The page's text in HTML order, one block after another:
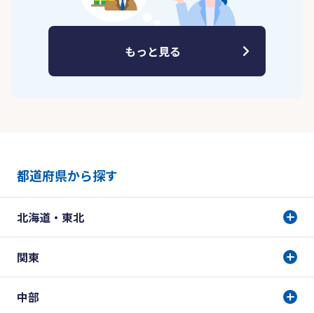
もっと見る
都道府県から探す
北海道・東北
関東
中部